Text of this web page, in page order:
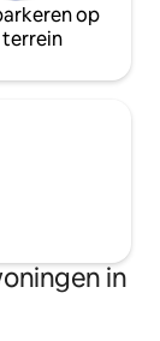
op
in